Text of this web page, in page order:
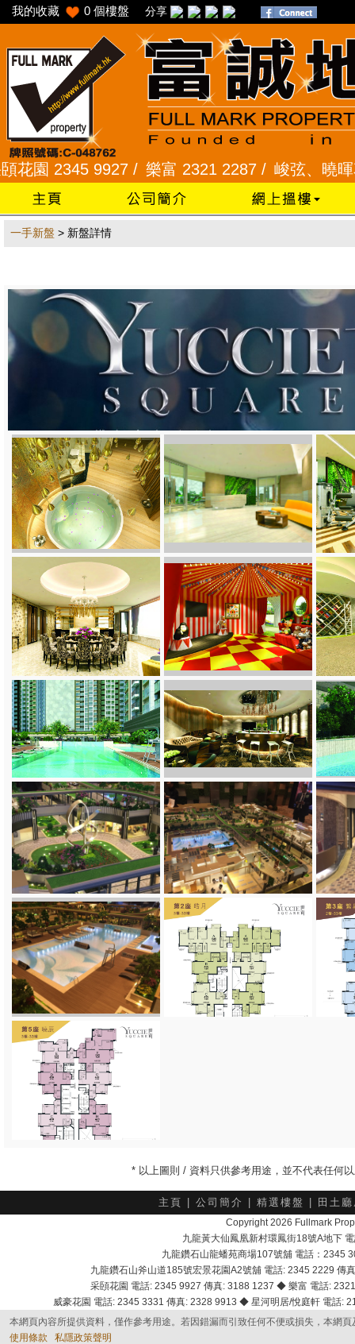
我的收藏 0 個樓盤 分享
2345 9927 /樂富 2321 2287 / 峻弦、曉暉花園
一手新盤 > 新盤詳情
* 以上圖則 / 資料只供參考用途，並不代表任何
主頁 公司簡介 精選樓盤 田土
Copyright 2026 Fullmark
九龍黃大仙鳳凰新村環鳳街18號A地下
九龍鑽石山龍蟠苑商場107號舖 電話：2345
九龍鑽石山斧山道185號宏景花園A2號舖 電話: 2345 2229
采頣花園 電話: 2345 9927 傳真: 3188 1237 ◆ 樂富 電話:
威豪花園 電話: 2345 3331 傳真: 2328 9913 ◆ 星河明居/悅庭軒 電話
本網頁內容所提供資料，僅作參考用途。若因錯漏而引致任何不便或損失，本網
使用條款
私隱政策聲明